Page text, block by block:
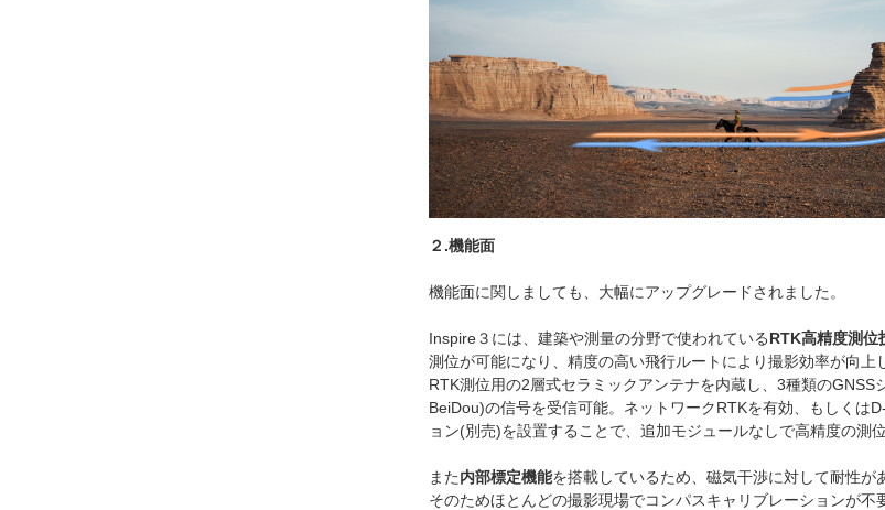
２.機能面
機能面に関しましても、大幅にアップグレードされました。
Inspire３には、建築や測量の分野で使われているRTK高精度測位
測位が可能になり、精度の高い飛行ルートにより撮影効率が向上
RTK測位用の2層式セラミックアンテナを内蔵し、3種類のGNSS
BeiDou)の信号を受信可能。ネットワークRTKを有効、もしくは
ョン(別売)を設置することで、追加モジュールなしで高精度の測
また内部標定機能を搭載しているため、磁気干渉に対して耐性が
そのためほとんどの撮影現場でコンパスキャリブレーションが不